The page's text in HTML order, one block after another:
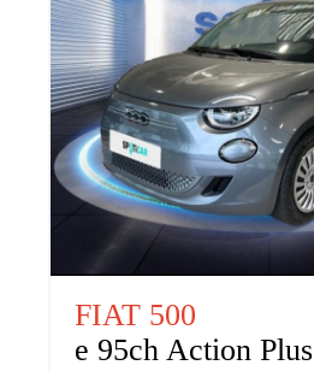
FIAT 500
e 95ch Action Plus